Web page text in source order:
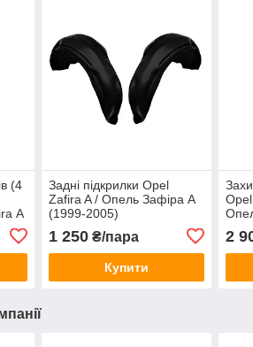
(4
А
Задні підкрилки Opel
Zafira A / Опель Зафіра A
(1999-2005)
1 250₴/пара
Купити
2